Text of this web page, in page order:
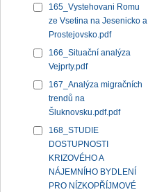
165_Vystehovani Romu
ze Vsetina na Jesenicko a
Prostejovsko.pdf
166_Situační analýza
Vejprty.pdf
167_Analýza migračních
trendů na
Šluknovsku.pdf.pdf
168_STUDIE
DOSTUPNOSTI
KRIZOVÉHO A
NÁJEMNÍHO BYDLENÍ
PRO NÍZKOPŘÍJMOVÉ